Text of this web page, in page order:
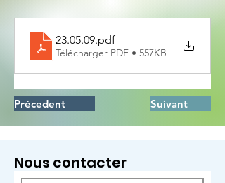
23.05.09.pdf
Télécharger PDF • 557KB
Précedent Suivant
Nous contacter